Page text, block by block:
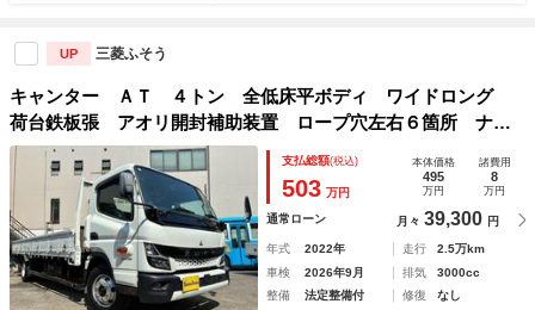
UP 三菱ふそう
キャンター ＡＴ ４トン 全低床平ボディ ワイドロング
荷台鉄板張 アオリ開封補助装置 ロープ穴左右６箇所 ナ
ビ バックカメラ ＴＶ ドライブレコーダー ＥＴＣ アイ
ドリングストップ ４トントラック 車両重量３２９０ｋｇ
車両総重量７４５５ｋｇ 荷寸６２１×２１２
支払総額(税込)
503 万円
本体価格
495
万円
諸費用
8
万円
通常ローン 月々 39,300 円
年式 2022年 走行
2.5万km
車検
2026年9月 排気
3000cc
整備
法定整備付 修復
なし